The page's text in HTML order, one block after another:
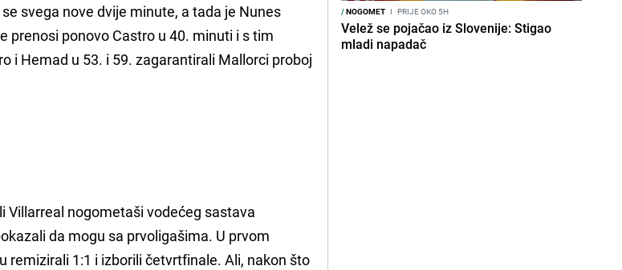
svega nove dvije minute, a tada je Nunes
prenosi ponovo Castro u 40. minuti i s tim
i Hemad u 53. i 59. zagarantirali Mallorci proboj
Villarreal nogometaši vodećeg sastava
da mogu sa prvoligašima. U prvom
remizirali 1:1 i izborili četvrtfinale. Ali, nakon što
/NOGOMET I PRIJE OKO 5H
Velež se pojačao iz Slovenije: Stigao
mladi napadač